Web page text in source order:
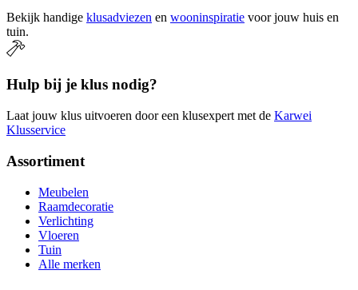
Bekijk handige klusadviezen en wooninspiratie voor jouw huis en
tuin.
Hulp bij je klus nodig?
Laat jouw klus uitvoeren door een klusexpert met de Karwei
Klusservice
Assortiment
Meubelen
Raamdecoratie
Verlichting
Vloeren
Tuin
Alle merken